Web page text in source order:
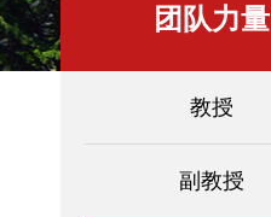
团队力量
教授
副教授